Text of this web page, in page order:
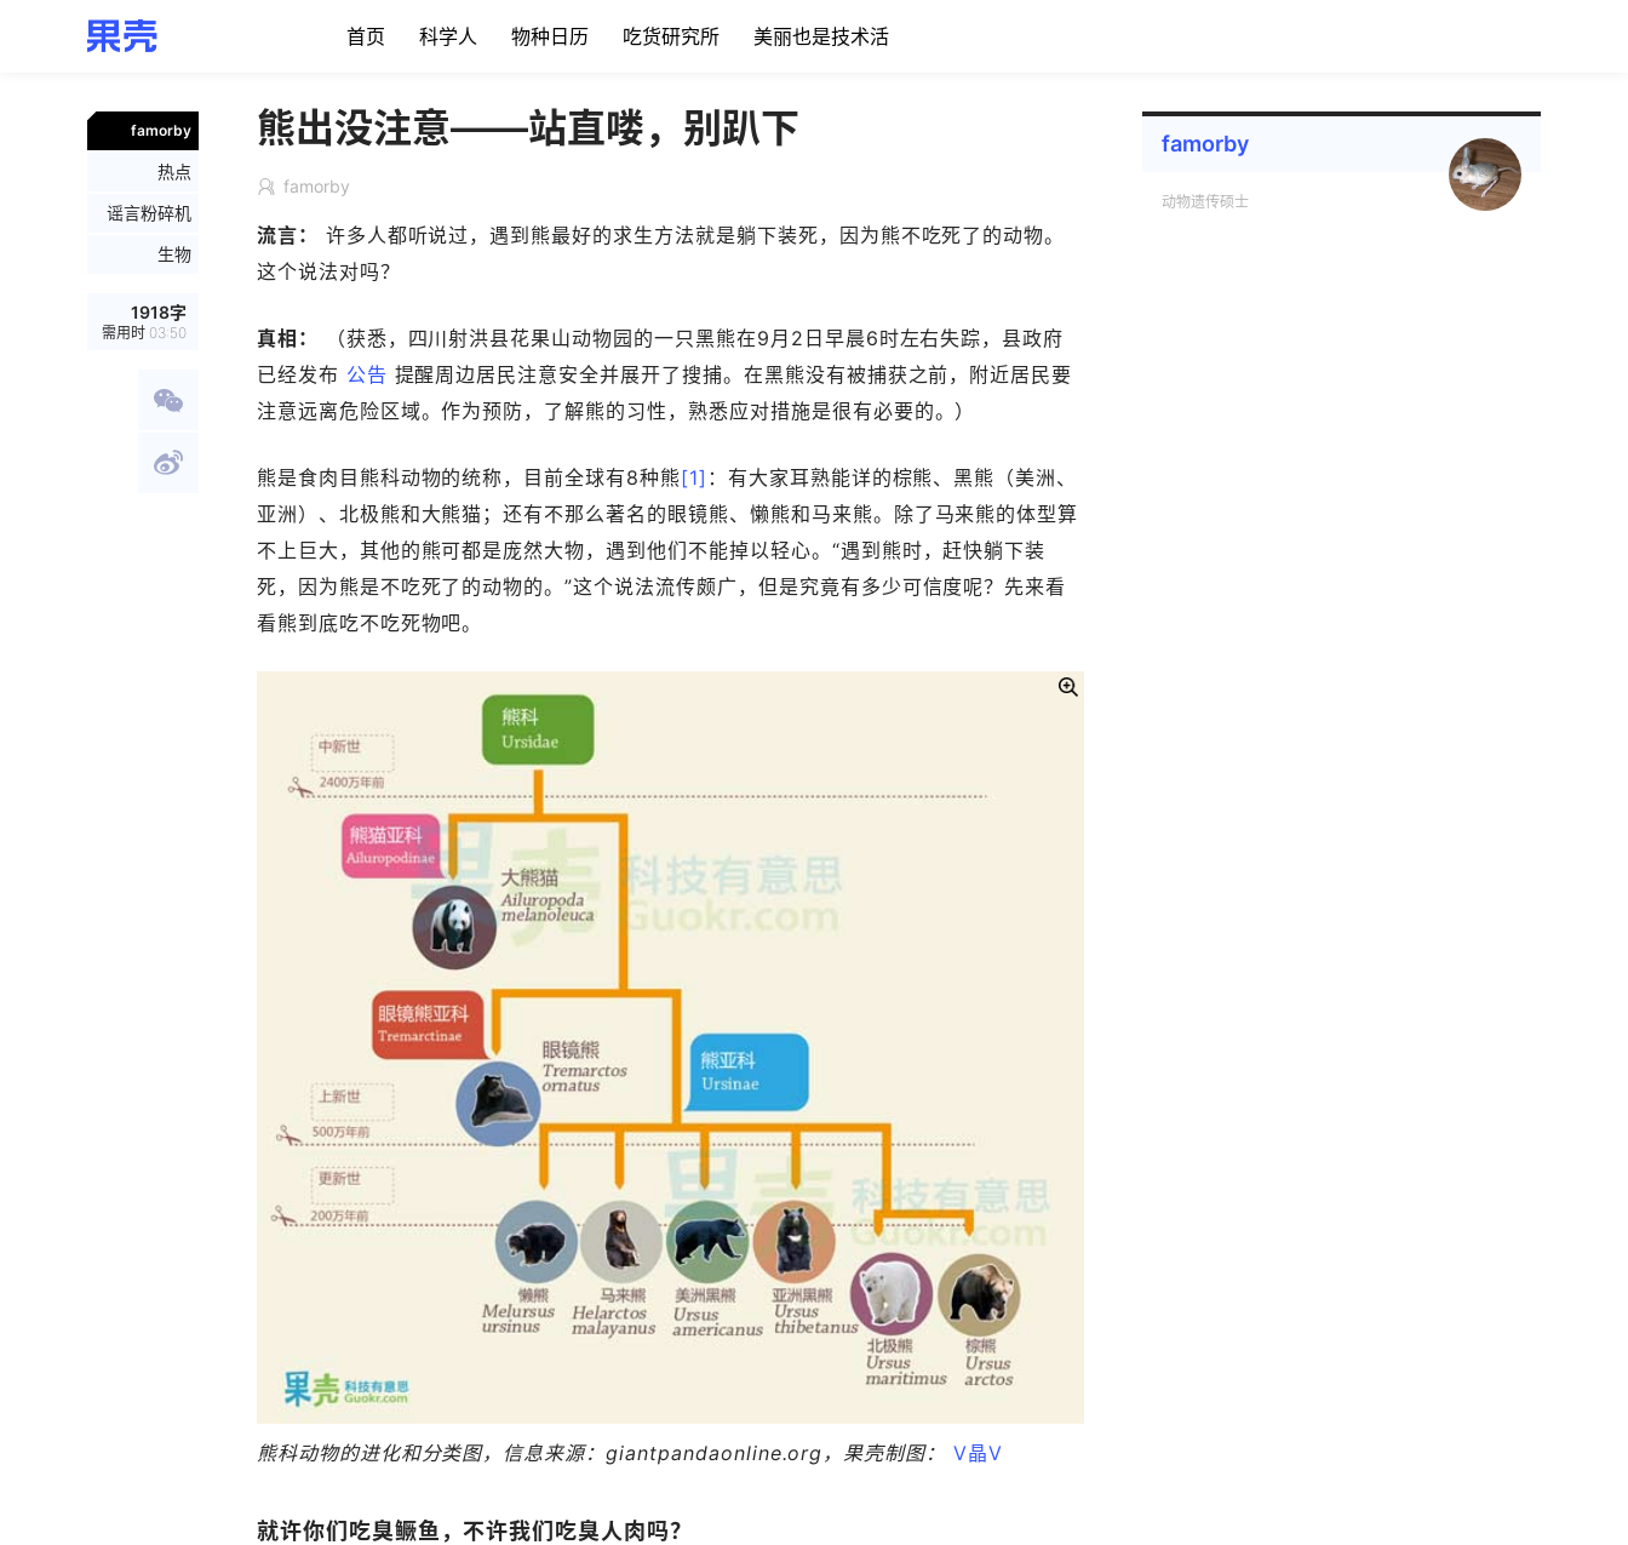
首页 科学人 物种日历 吃货研究所 美丽也是技术活
famorby
热点
谣言粉碎机
生物
1918字
需用时 03:50
熊出没注意——站直喽，别趴下
famorby
流言：
许多人都听说过，遇到熊最好的求生方法就是躺下装死，因为熊不吃死了的动物。
这个说法对吗？
真相：
（获悉，四川射洪县花果山动物园的一只黑熊在9月2日早晨6时左右失踪，县政府
已经发布 公告 提醒周边居民注意安全并展开了搜捕。在黑熊没有被捕获之前，附近居民要
注意远离危险区域。作为预防，了解熊的习性，熟悉应对措施是很有必要的。）
熊是食肉目熊科动物的统称，目前全球有8种熊[1] ：有大家耳熟能详的棕熊、黑熊（美洲、
亚洲）、北极熊和大熊猫；还有不那么著名的眼镜熊、懒熊和马来熊。除了马来熊的体型算
不上巨大，其他的熊可都是庞然大物，遇到他们不能掉以轻心。“遇到熊时，赶快躺下装
死，因为熊是不吃死了的动物的。”这个说法流传颇广，但是究竟有多少可信度呢？先来看
看熊到底吃不吃死物吧。
熊科动物的进化和分类图，信息来源：giantpandaonline.org，果壳制图： V晶V
就许你们吃臭鳜鱼，不许我们吃臭人肉吗？
famorby
动物遗传硕士